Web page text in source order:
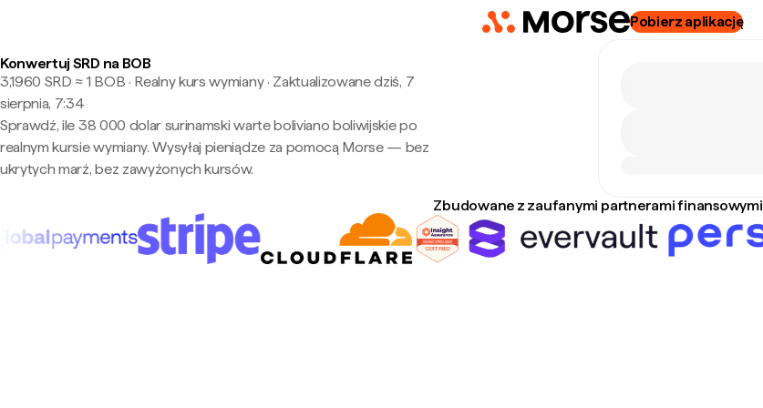
Pobierz aplikację
Konwertuj SRD na BOB
3,1960 SRD ≈ 1 BOB · Realny kurs wymiany· Zaktualizowane dziś, 7
sierpnia, 7:34
Sprawdź, ile 38 000 dolar surinamski warte boliviano boliwijskie po
realnym kursie wymiany. Wysyłaj pieniądze za pomocą Morse — bez
ukrytych marż, bez zawyżonych kursów.
Zbudowane z zaufanymi partnerami finansowymi